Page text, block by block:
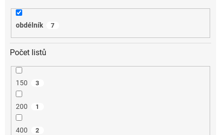
obdélník 7
Počet listů
150 3
200 1
400 2